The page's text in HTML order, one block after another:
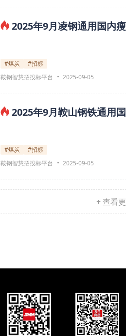
2025年9月凌钢通用国内
#煤炭
#招标
鞍钢智慧招投标平台
2025-09-05
2025年9月鞍山钢铁通用
#煤炭
#招标
鞍钢智慧招投标平台
2025-09-05
+ 查看